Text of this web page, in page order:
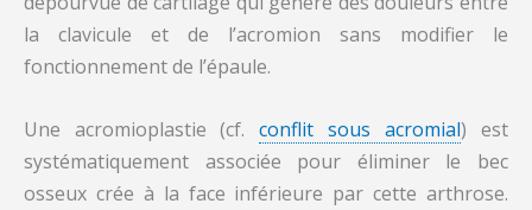
la clavicule et de l’acromion sans modifier le
fonctionnement de l’épaule.
Une acromioplastie (cf. conflit sous acromial) est
systématiquement associée pour éliminer le bec
osseux crée à la face inférieure par cette arthrose.